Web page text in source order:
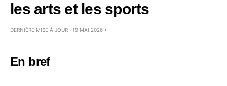
les arts et les sports
DERNIÈRE MISE À JOUR : 19 MAI 2026 •
En bref